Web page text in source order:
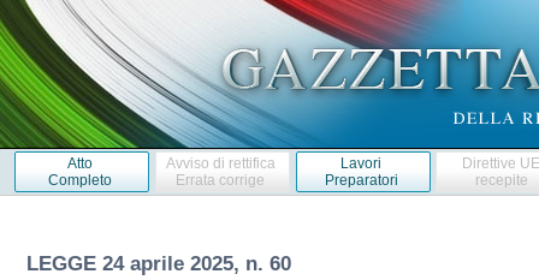
Atto
Completo
Avviso di rettifica
Errata corrige
Lavori
Preparatori
Direttive
recepite
LEGGE 24 aprile 2025, n. 60